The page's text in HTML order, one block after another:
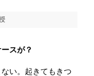
スが？
い。起きてもきつ